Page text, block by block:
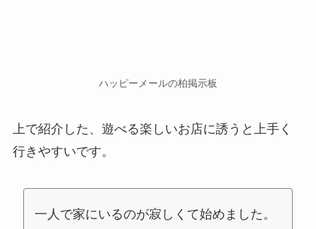
ハッピーメールの柏掲示板
上で紹介した、遊べる楽しいお店に誘うと上手く
行きやすいです。
一人で家にいるのが寂しくて始めました。